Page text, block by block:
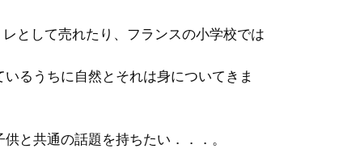
として売れたり、フランスの小学校では
るうちに自然とそれは身についてきま
と共通の話題を持ちたい．．．。